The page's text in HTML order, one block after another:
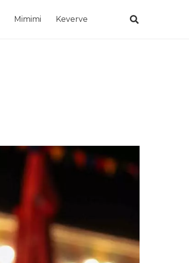
Mimimi Keverve